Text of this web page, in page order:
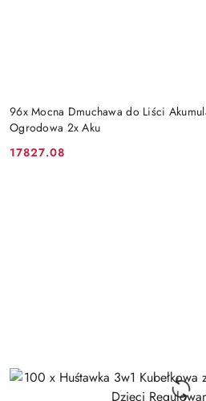
96x Mocna Dmuchawa do Liści
Ogrodowa 2x Aku
Cena:
17827.08